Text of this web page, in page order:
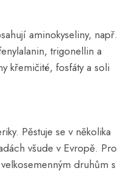
aminokyseliny, např.
trigonellin a
křemičité, fosfáty a soli
Pěstuje se v několika
všude v Evropě. Pro
druhům s